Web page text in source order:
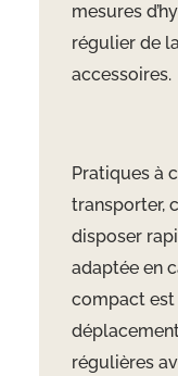
mesures
régulier de
accessoires.
Pratiques à
transporter,
disposer
adaptée en
compact
régulières